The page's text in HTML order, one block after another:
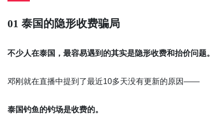
01 泰国的隐形收费骗局
不少人在泰国，最容易遇到的其实是隐形收费和抬价问题。
邓刚就在直播中提到了最近10多天没有更新的原因——
泰国钓鱼的钓场是收费的。